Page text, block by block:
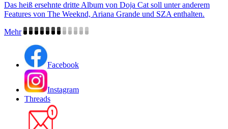
Das heiß ersehnte dritte Album von Doja Cat soll unter anderem
Features von The Weeknd, Ariana Grande und SZA enthalten.
Mehr
Facebook
Instagram
Threads